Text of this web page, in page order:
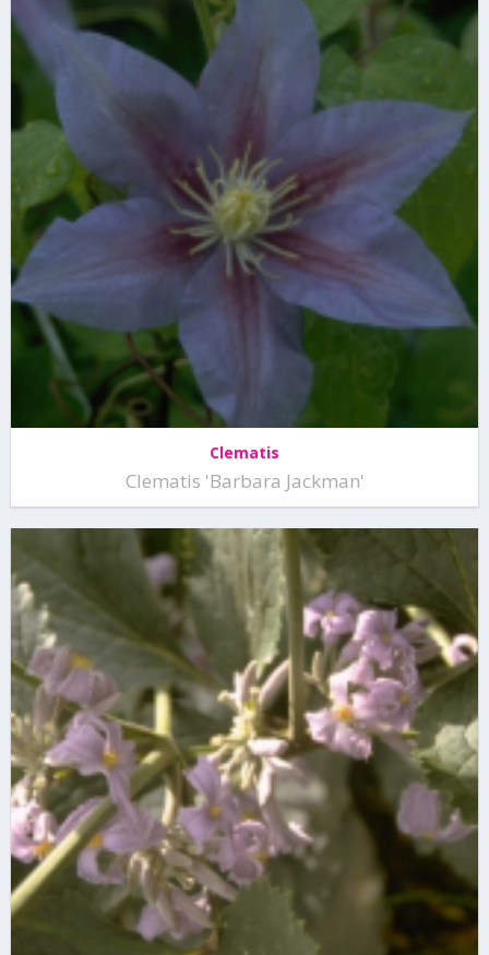
Clematis
Clematis 'Barbara Jackman'